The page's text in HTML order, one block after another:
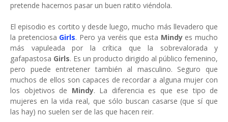
pretende hacernos pasar un buen ratito viéndola.
El episodio es cortito y desde luego, mucho más llevadero que
la pretenciosa Girls. Pero ya veréis que esta Mindyes mucho
más vapuleada por la crítica que la sobrevalorada y
gafapastosa Girls. Es un producto dirigido al público femenino,
pero puede entretener también al masculino. Seguro que
muchos de ellos son capaces de recordar a alguna mujer con
los objetivos de Mindy. La diferencia es que ese tipo de
mujeres en la vida real, que sólo buscan casarse (que sí que
las hay) no suelen ser de las que hacen reir.